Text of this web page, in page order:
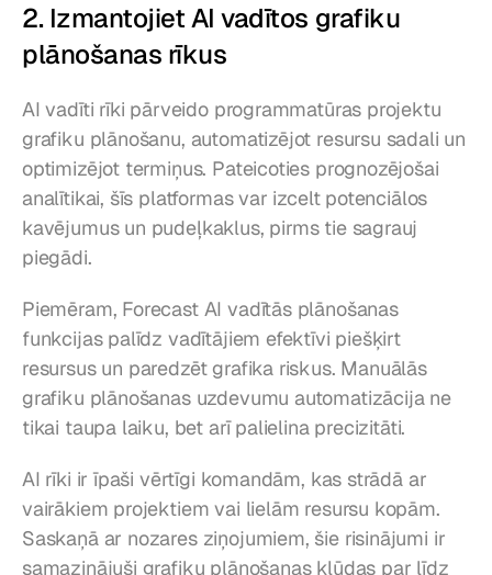
2. Izmantojiet AI vadītos grafiku
plānošanas rīkus
AI vadīti rīki pārveido programmatūras projektu
grafiku plānošanu, automatizējot resursu sadali un
optimizējot termiņus. Pateicoties prognozējošai
analītikai, šīs platformas var izcelt potenciālos
kavējumus un pudeļkaklus, pirms tie sagrauj
piegādi.
Piemēram, Forecast AI vadītās plānošanas
funkcijas palīdz vadītājiem efektīvi piešķirt
resursus un paredzēt grafika riskus. Manuālās
grafiku plānošanas uzdevumu automatizācija ne
tikai taupa laiku, bet arī palielina precizitāti.
AI rīki ir īpaši vērtīgi komandām, kas strādā ar
vairākiem projektiem vai lielām resursu kopām.
Saskaņā ar nozares ziņojumiem, šie risinājumi ir
samazinājuši grafiku plānošanas kļūdas par līdz